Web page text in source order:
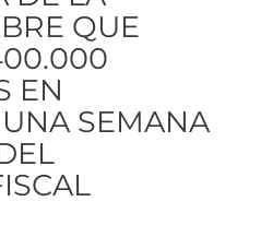
QUE
EN
SEMANA